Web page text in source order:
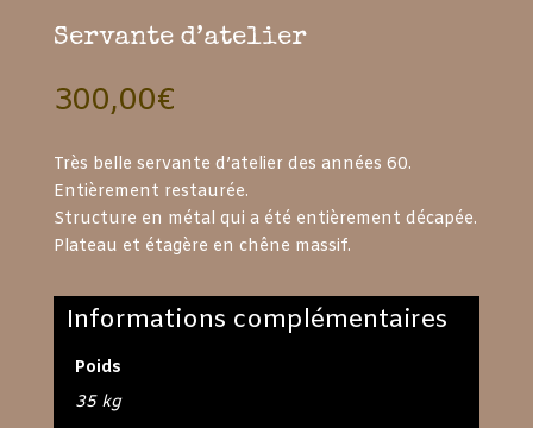
Servante d’atelier
300,00€
Très belle servante d’atelier des années 60.
Entièrement restaurée.
Structure en métal qui a été entièrement décapée.
Plateau et étagère en chêne massif.
Informations complémentaires
Poids
35 kg